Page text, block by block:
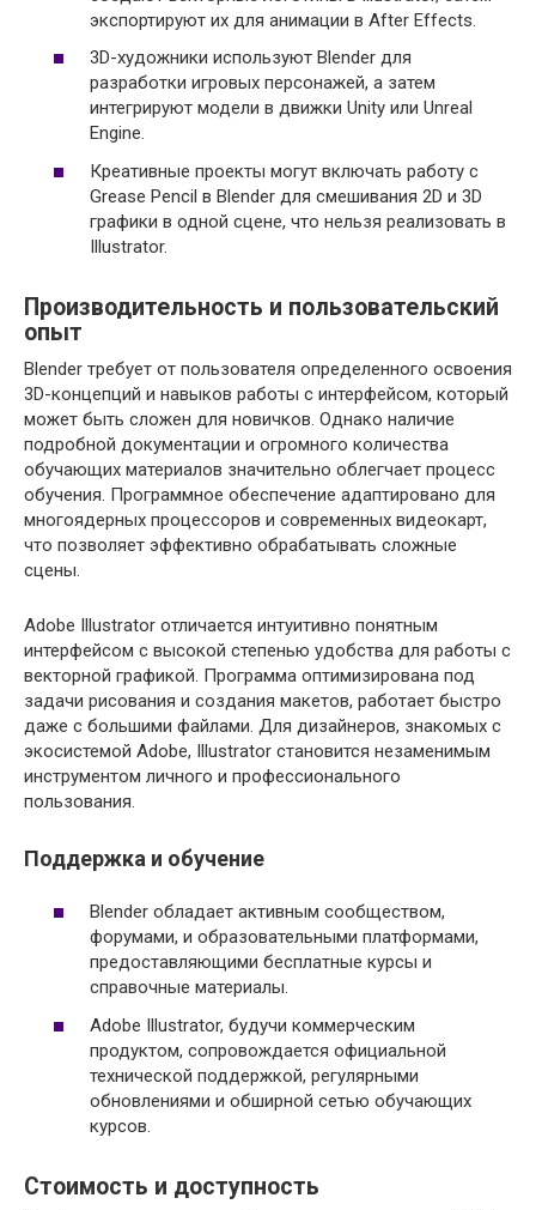
экспортируют их для анимации в After Effects.
3D-художники используют Blender для
разработки игровых персонажей, а затем
интегрируют модели в движки Unity или Unreal
Engine.
Креативные проекты могут включать работу с
Grease Pencil в Blender для смешивания 2D и 3D
графики в одной сцене, что нельзя реализовать в
Illustrator.
Производительность и пользовательский
опыт
Blender требует от пользователя определенного освоения
3D-концепций и навыков работы с интерфейсом, который
может быть сложен для новичков. Однако наличие
подробной документации и огромного количества
обучающих материалов значительно облегчает процесс
обучения. Программное обеспечение адаптировано для
многоядерных процессоров и современных видеокарт,
что позволяет эффективно обрабатывать сложные
сцены.
Adobe Illustrator отличается интуитивно понятным
интерфейсом с высокой степенью удобства для работы с
векторной графикой. Программа оптимизирована под
задачи рисования и создания макетов, работает быстро
даже с большими файлами. Для дизайнеров, знакомых с
экосистемой Adobe, Illustrator становится незаменимым
инструментом личного и профессионального
пользования.
Поддержка и обучение
Blender обладает активным сообществом,
форумами, и образовательными платформами,
предоставляющими бесплатные курсы и
справочные материалы.
Adobe Illustrator, будучи коммерческим
продуктом, сопровождается официальной
технической поддержкой, регулярными
обновлениями и обширной сетью обучающих
курсов.
Стоимость и доступность